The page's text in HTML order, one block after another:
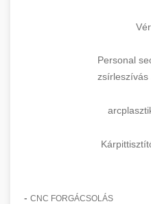
Personal
zsírleszívás
- CNC FORGÁCSOLÁS